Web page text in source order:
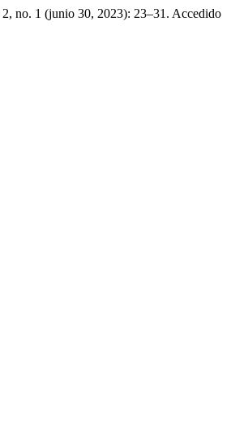
2, no. 1 (junio 30, 2023): 23–31. Accedido